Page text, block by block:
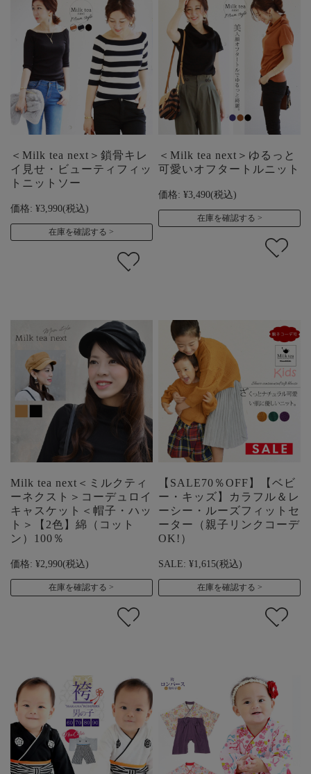
＜Milk tea next＞鎖骨キレ
イ見せ・ビューティフィッ
トニットソー
価格: ¥3,990(税込)
在庫を確認する
＜Milk tea next＞ゆるっと
可愛いオフタートルニット
価格: ¥3,490(税込)
在庫を確認する
Milk tea next＜ミルクティ
ーネクスト＞コーデュロイ
キャスケット＜帽子・ハッ
ト＞【2色】綿（コット
ン）100％
価格: ¥2,990(税込)
在庫を確認する
【SALE70％OFF】【ベビ
ー・キッズ】カラフル＆レ
ーシー・ルーズフィットセ
ーター（親子リンクコーデ
OK!）
SALE: ¥1,615(税込)
在庫を確認する